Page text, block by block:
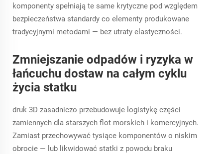
komponenty spełniają te same krytyczne pod względem
bezpieczeństwa standardy co elementy produkowane
tradycyjnymi metodami — bez utraty elastyczności.
Zmniejszanie odpadów i ryzyka w
łańcuchu dostaw na całym cyklu
życia statku
druk 3D zasadniczo przebudowuje logistykę części
zamiennych dla starszych flot morskich i komercyjnych.
Zamiast przechowywać tysiące komponentów o niskim
obrocie — lub likwidować statki z powodu braku